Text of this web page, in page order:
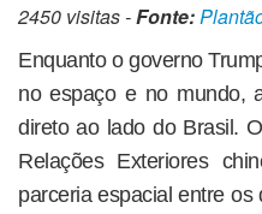
2450 visitas -Fonte:
Enquanto o governo
no espaço e no mundo,
direto ao lado do Brasil.
Relações Exteriores
parceria espacial entre